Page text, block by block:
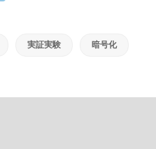
実証実験 暗号化